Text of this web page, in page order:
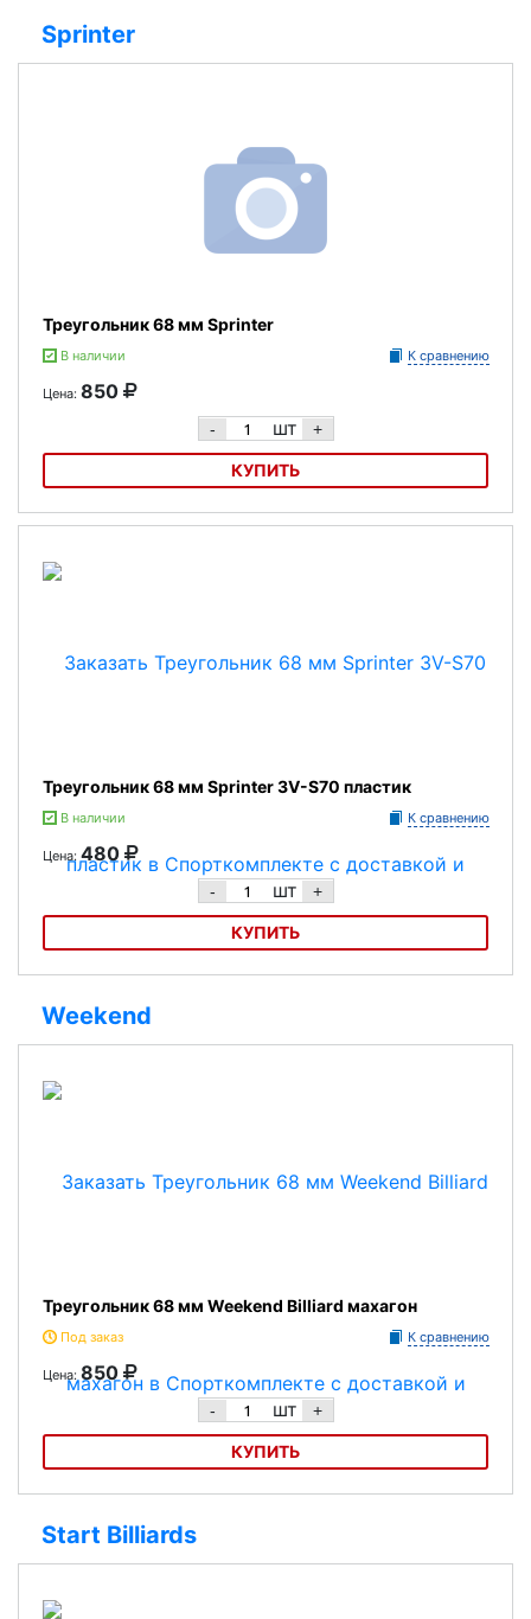
Sprinter
Треугольник 68 мм Sprinter
В наличии К сравнению
Цена: 850
- шт +
КУПИТЬ
Треугольник 68 мм Sprinter
Треугольник 68 мм Sprinter 3V-S70 пластик
В наличии К сравнению
Цена: 480
- шт +
КУПИТЬ
Weekend
Треугольник 68 мм Weekend Billiard махагон
Под заказ К сравнению
Цена: 850
- шт +
КУПИТЬ
Start Billiards